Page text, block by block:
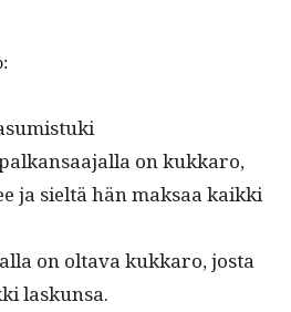
on kukkaro,
ja sieltä hän mak­saa kaik­ki
on olta­va kukkaro, jos­ta
laskunsa.